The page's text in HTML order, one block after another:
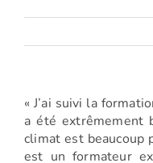
« J’ai suivi la
a été extrêmement
climat est beaucoup
est un formateur